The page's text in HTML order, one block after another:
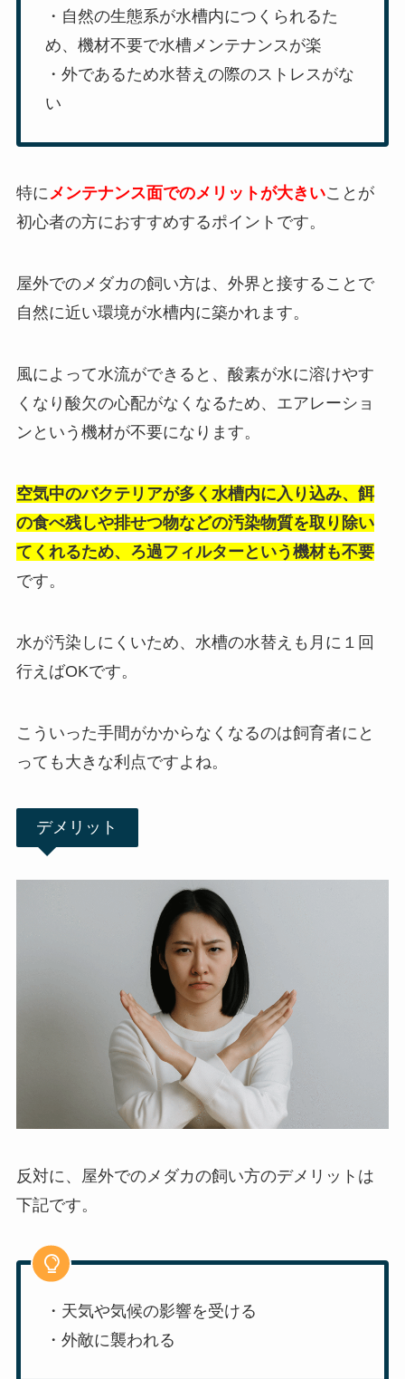
・自然の生態系が水槽内につくられるた
め、機材不要で水槽メンテナンスが楽
・外であるため水替えの際のストレスがな
い
特にメンテナンス面でのメリットが大きいことが
初心者の方におすすめするポイントです。
屋外でのメダカの飼い方は、外界と接することで
自然に近い環境が水槽内に築かれます。
風によって水流ができると、酸素が水に溶けやす
くなり酸欠の心配がなくなるため、エアレーショ
ンという機材が不要になります。
空気中のバクテリアが多く水槽内に入り込み、餌
の食べ残しや排せつ物などの汚染物質を取り除い
てくれるため、ろ過フィルターという機材も不要
です。
水が汚染しにくいため、水槽の水替えも月に１回
行えばOKです。
こういった手間がかからなくなるのは飼育者にと
っても大きな利点ですよね。
デメリット
反対に、屋外でのメダカの飼い方のデメリットは
下記です。
・天気や気候の影響を受ける
・外敵に襲われる